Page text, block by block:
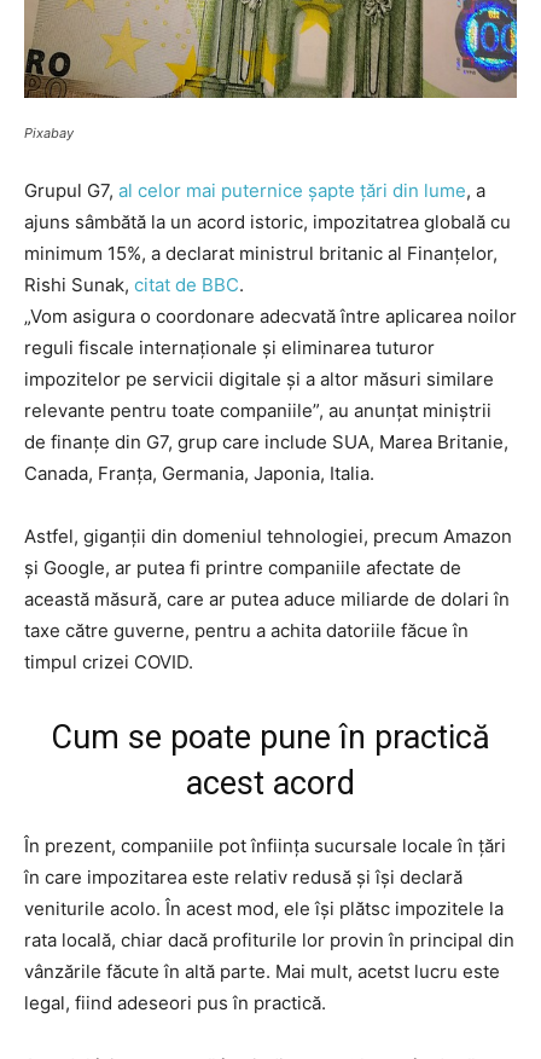
Pixabay
Grupul G7, al celor mai puternice șapte țări din lume, a
ajuns sâmbătă la un acord istoric, impozitatrea globală cu
minimum 15%, a declarat ministrul britanic al Finanțelor,
Rishi Sunak, citat de BBC.
„Vom asigura o coordonare adecvată între aplicarea noilor
reguli fiscale internaționale și eliminarea tuturor
impozitelor pe servicii digitale și a altor măsuri similare
relevante pentru toate companiile”, au anunțat miniștrii
de finanțe din G7, grup care include SUA, Marea Britanie,
Canada, Franța, Germania, Japonia, Italia.
Astfel, giganții din domeniul tehnologiei, precum Amazon
și Google, ar putea fi printre companiile afectate de
această măsură, care ar putea aduce miliarde de dolari în
taxe către guverne, pentru a achita datoriile făcue în
timpul crizei COVID.
Cum se poate pune în practică
acest acord
În prezent, companiile pot înființa sucursale locale în țări
în care impozitarea este relativ redusă și își declară
veniturile acolo. În acest mod, ele își plătsc impozitele la
rata locală, chiar dacă profiturile lor provin în principal din
vânzările făcute în altă parte. Mai mult, acetst lucru este
legal, fiind adeseori pus în practică.